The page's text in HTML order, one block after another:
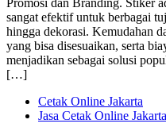
Promosi dan Branding. Stiker
sangat efektif untuk berbagai
hingga dekorasi. Kemudahan
yang bisa disesuaikan, serta
menjadikan sebagai solusi
[…]
Cetak Online Jakarta
Jasa Cetak Online Jakarta